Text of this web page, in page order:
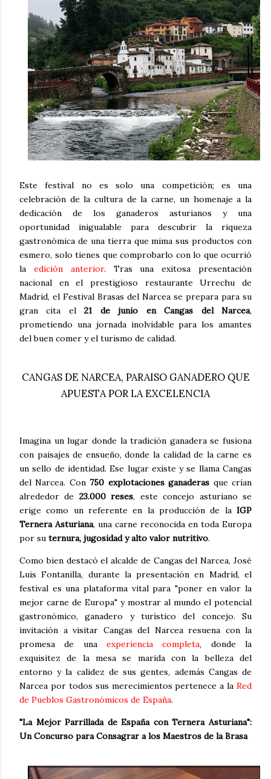
Este festival no es solo una competición; es una
celebración de la cultura de la carne, un homenaje a la
dedicación de los ganaderos asturianos y una
oportunidad inigualable para descubrir la riqueza
gastronómica de una tierra que mima sus productos con
esmero, solo tienes que comprobarlo con lo que ocurrió
la edición anterior. Tras una exitosa presentación
nacional en el prestigioso restaurante Urrechu de
Madrid, el Festival Brasas del Narcea se prepara para su
gran cita el21 de junio en Cangas del Narcea,
prometiendo una jornada inolvidable para los amantes
del buen comer y el turismo de calidad.
CANGAS DE NARCEA, PARAISO GANADERO QUE
APUESTA POR LA EXCELENCIA
Imagina un lugar donde la tradición ganadera se fusiona
con paisajes de ensueño, donde la calidad de la carne es
un sello de identidad. Ese lugar existe y se llama Cangas
del Narcea. Con 750 explotaciones ganaderas que crían
alrededor de 23.000 reses, este concejo asturiano se
erige como un referente en la producción de la IGP
Ternera Asturiana, una carne reconocida en toda Europa
por su ternura, jugosidad y alto valor nutritivo.
Como bien destacó el alcalde de Cangas del Narcea, José
Luis Fontanilla, durante la presentación en Madrid, el
festival es una plataforma vital para "poner en valor la
mejor carne de Europa" y mostrar al mundo el potencial
gastronómico, ganadero y turístico del concejo. Su
invitación a visitar Cangas del Narcea resuena con la
promesa de una experiencia completa, donde la
exquisitez de la mesa se marida con la belleza del
entorno y la calidez de sus gentes, además Cangas de
Narcea por todos sus merecimientos pertenece a la Red
de Pueblos Gastronómicos de España.
"La Mejor Parrillada de España con Ternera Asturiana":
Un Concurso para Consagrar a los Maestros de la Brasa